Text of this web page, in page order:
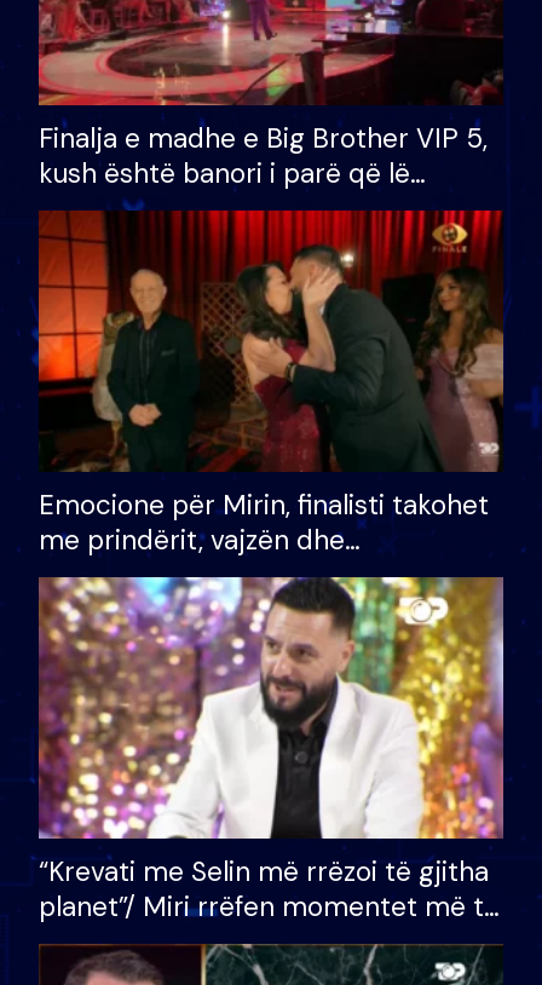
Finalja e madhe e Big Brother VIP 5,
kush është banori i parë që lë
shtëpinë dhe humb mundësinë për
të fituar çmimin e madh
Emocione për Mirin, finalisti takohet
me prindërit, vajzën dhe
bashkëshorten: S’kemi ndonjë letër
divorci apo jo?
“Krevati me Selin më rrëzoi të gjitha
planet”/ Miri rrëfen momentet më të
bukura në shtëpinë e BB VIP: Do më
mungojë zilja e mëngjesit kur…